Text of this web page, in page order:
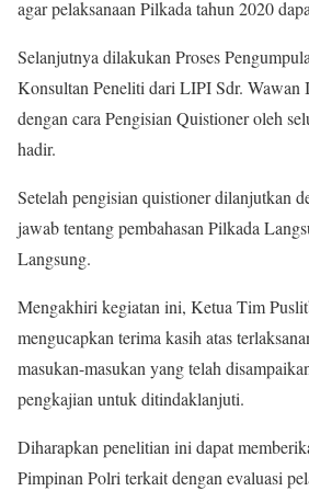
agar pelaksanaan Pilkada tahun 2020
Selanjutnya dilakukan Proses
Konsultan Peneliti dari LIPI Sdr. Wawan
dengan cara Pengisian Quistioner oleh
hadir.
Setelah pengisian quistioner dilanjutkan
jawab tentang pembahasan Pilkada
Langsung.
Mengakhiri kegiatan ini, Ketua Tim
mengucapkan terima kasih atas
masukan-masukan yang telah
pengkajian untuk ditindaklanjuti.
Diharapkan penelitian ini dapat
Pimpinan Polri terkait dengan evaluasi